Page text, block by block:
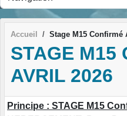
Accueil Stage M15 Confirmé
STAGE M15
AVRIL 2026
Principe : STAGE M15